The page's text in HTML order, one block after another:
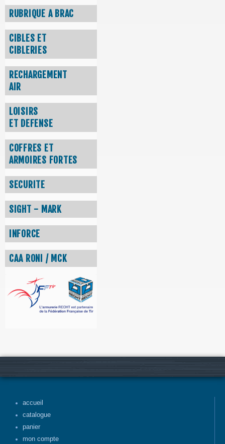
RUBRIQUE A BRAC
CIBLES ET
CIBLERIES
RECHARGEMENT
AIR
LOISIRS
ET DEFENSE
COFFRES ET
ARMOIRES FORTES
SECURITE
SIGHT - MARK
INFORCE
CAA RONI / MCK
accueil
catalogue
panier
mon compte